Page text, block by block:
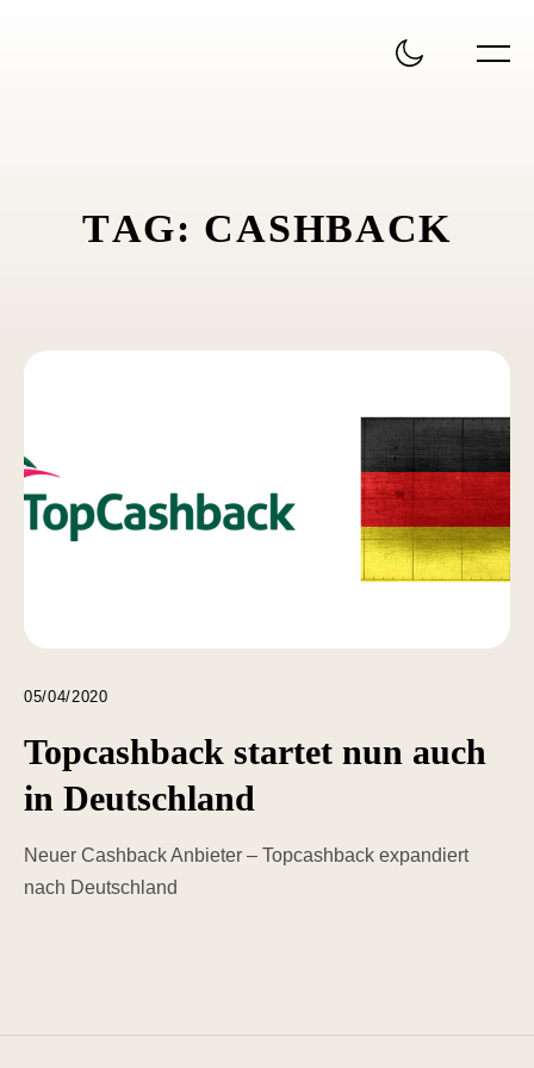
TAG: CASHBACK
05/04/2020
Topcashback startet nun auch
in Deutschland
Neuer Cashback Anbieter – Topcashback expandiert
nach Deutschland